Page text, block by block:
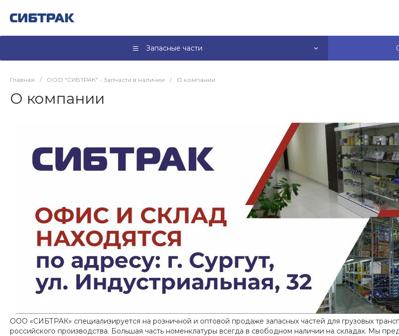
Запасные части
Главная / ООО "СИБТРАК" - Запчасти в наличии / О компании
О компании
ООО «СИБТРАК» специализируется на розничной и оптовой продаже запасных частей для грузовых
российского производства. Большая часть номенклатуры всегда в свободном наличии на складах. Мы